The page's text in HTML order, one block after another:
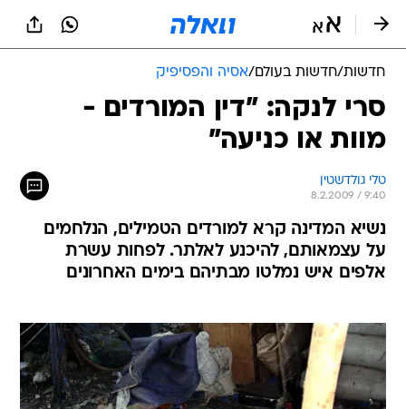
חדשות/חדשות בעולם/אסיה והפסיפיק
סרי לנקה: "דין המורדים -
מוות או כניעה"
טלי גולדשטין
8.2.2009 / 9:40
נשיא המדינה קרא למורדים הטמילים, הנלחמים
על עצמאותם, להיכנע לאלתר. לפחות עשרת
אלפים איש נמלטו מבתיהם בימים האחרונים